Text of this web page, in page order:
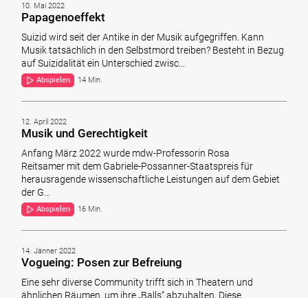
10. Mai 2022
Papagenoeffekt
Suizid wird seit der Antike in der Musik aufgegriffen. Kann
Musik tatsächlich in den Selbstmord treiben? Besteht in Bezug
auf Suizidalität ein Unterschied zwisc…
Abspielen 14 Min.
12. April 2022
Musik und Gerechtigkeit
Anfang März 2022 wurde mdw-Professorin Rosa
Reitsamer mit dem Gabriele-Possanner-Staatspreis für
herausragende wissenschaftliche Leistungen auf dem Gebiet
der G…
Abspielen 16 Min.
14. Jänner 2022
Vogueing: Posen zur Befreiung
Eine sehr diverse Community trifft sich in Theatern und
ähnlichen Räumen, um ihre „Balls“ abzuhalten. Diese